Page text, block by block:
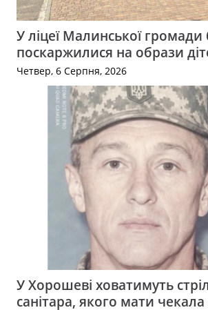
У ліцеї Малинської громади
поскаржилися на образи
Четвер, 6 Серпня, 2026
У Хорошеві ховатимуть
санітара, якого мати